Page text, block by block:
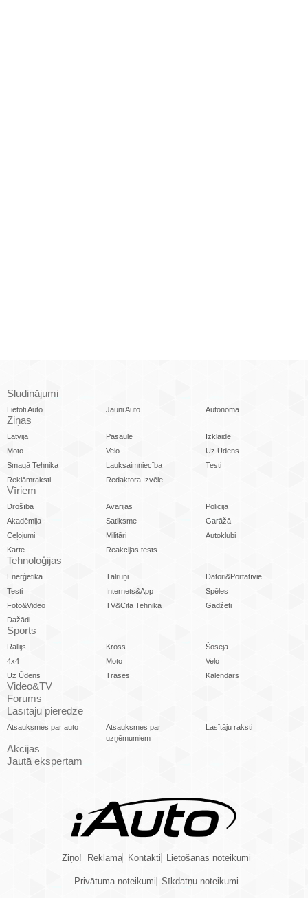
Sludinājumi
Lietoti Auto Jauni Auto Autonoma
Ziņas
Latvijā Pasaulē
Izklaide
Moto
Velo
Uz Ūdens
Smagā Tehnika
Lauksaimniecība
Testi
Reklāmraksti
Redaktora Izvēle
Vīriem
Drošība Avārijas
Policija
Akadēmija
Satiksme
Garāžā
Ceļojumi
Militāri
Autoklubi
Karte
Reakcijas tests
Tehnoloģijas
Enerģētika Tālruņi
Datori&Portatīvie
Testi
Internets&App
Spēles
Foto&Video
TV&Cita Tehnika
Gadžeti
Dažādi
Sports
Rallijs Kross
Šoseja
4x4
Moto
Velo
Uz Ūdens
Trases Kalendārs
Video&TV
Forums
Lasītāju pieredze
Atsauksmes par auto
Atsauksmes par
uzņēmumiem
Lasītāju raksti
Akcijas
Jautā ekspertam
Ziņo! Reklāma Kontakti Lietošanas noteikumi
Privātuma noteikumi Sīkdatņu noteikumi